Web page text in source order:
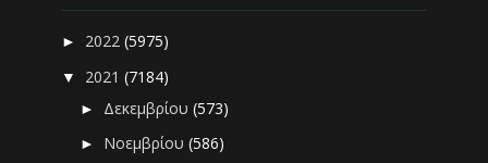
► 2022(5975)
▼ 2021(7184)
► Δεκεμβρίου(573)
► Νοεμβρίου(586)